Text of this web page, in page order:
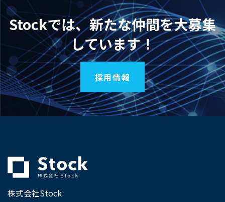
Stockでは、新たな仲間を大募集
しています！
採用情報
株式会社Stock